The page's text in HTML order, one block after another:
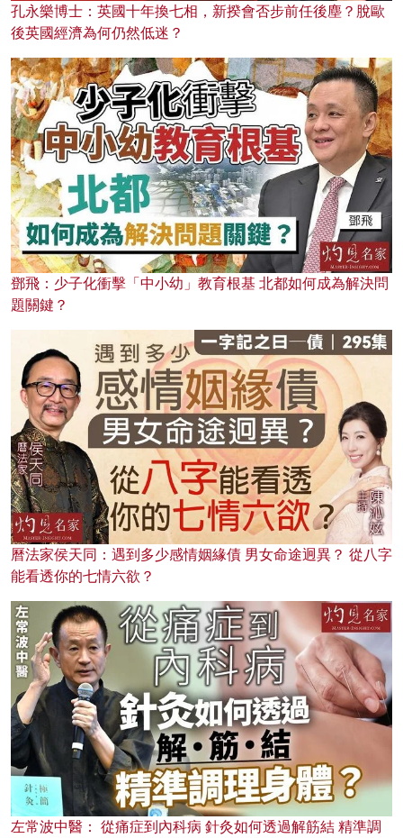
孔永樂博士：英國十年換七相，新揆會否步前任後塵？脫歐
後英國經濟為何仍然低迷？
鄧飛：少子化衝擊「中小幼」教育根基 北都如何成為解決問
題關鍵？
曆法家侯天同：遇到多少感情姻緣債 男女命途迥異？ 從八字
能看透你的七情六欲？
左常波中醫： 從痛症到內科病 針灸如何透過解筋結 精準調